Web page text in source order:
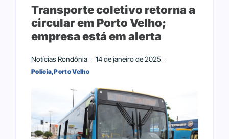
Transporte coletivo retorna a
circular em Porto Velho;
empresa está em alerta
Notícias Rondônia 14 de janeiro de 2025
Polícia,Porto Velho